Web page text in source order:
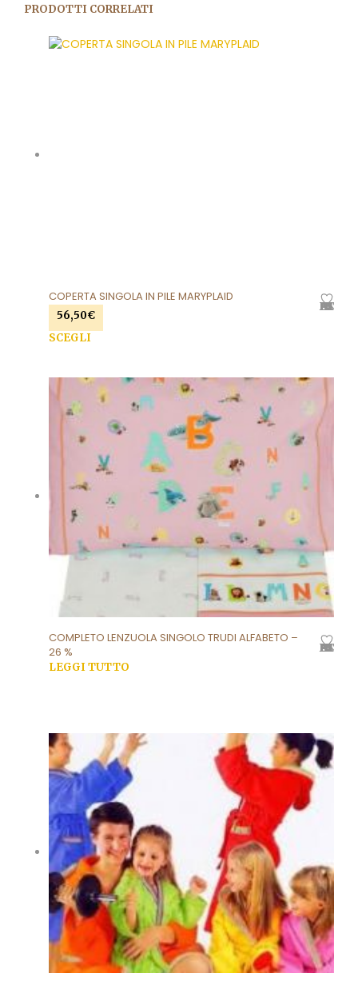
PRODOTTI CORRELATI
AGGIUNGI ALLA LISTA DEI DESIDERI
COPERTA SINGOLA IN PILE MARYPLAID
56,50€
SCEGLI
possono essere scelte nella pagina del prodotto
AGGIUNGI ALLA LISTA DEI DESIDERI
COMPLETO LENZUOLA SINGOLO TRUDI ALFABETO –
26 %
LEGGI TUTTO